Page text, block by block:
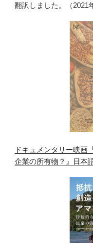
翻訳しました。（2021
ドキュメンタリー映画
企業の所有物？』日本